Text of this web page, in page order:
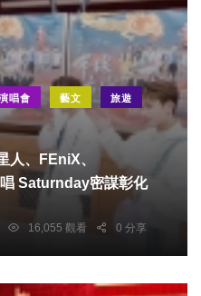
唱會 藝文 旅遊
人、FEniX、
Saturnday密謀彰化
16,055 觀看 0 分享